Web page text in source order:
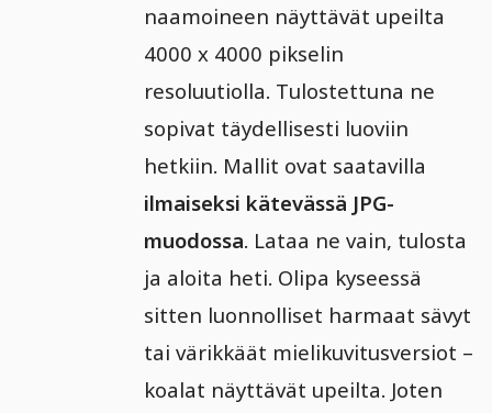
naamoineen näyttävät upeilta
4000 x 4000 pikselin
resoluutiolla. Tulostettuna ne
sopivat täydellisesti luoviin
hetkiin. Mallit ovat saatavilla
ilmaiseksi kätevässä JPG-
muodossa. Lataa ne vain, tulosta
ja aloita heti. Olipa kyseessä
sitten luonnolliset harmaat sävyt
tai värikkäät mielikuvitusversiot –
koalat näyttävät upeilta. Joten